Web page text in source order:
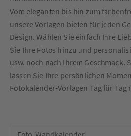
Vom eleganten bis hin zum
unsere Vorlagen bieten für jeden
Design. Wählen Sie einfach Ihre
Sie Ihre Fotos hinzu und
usw. noch nach Ihrem Geschmack.
lassen Sie Ihre persönlichen
Fotokalender-Vorlagen Tag für Tag